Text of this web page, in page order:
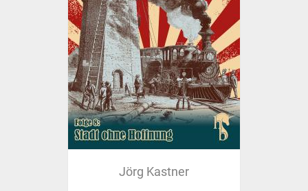
Jörg Kastner